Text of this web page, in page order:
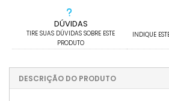
DÚVIDAS
TIRE SUAS DÚVIDAS SOBRE ESTE
PRODUTO
INDIQUE
DESCRIÇÃO DO PRODUTO